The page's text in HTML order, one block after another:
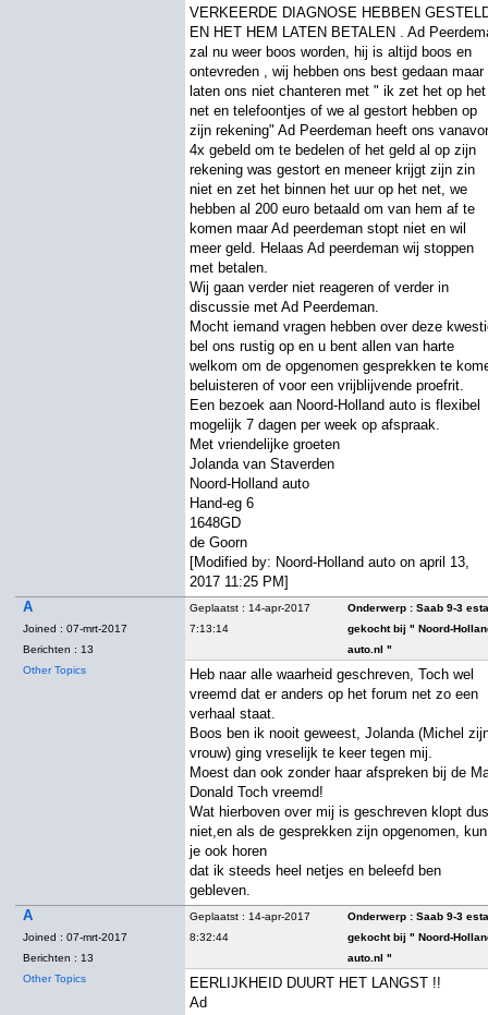
VERKEERDE DIAGNOSE HEBBEN
EN HET HEM LATEN BETALEN . Ad
zal nu weer boos worden, hij is altijd boos en
ontevreden , wij hebben ons best gedaan maar
laten ons niet chanteren met " ik zet het op het
net en telefoontjes of we al gestort hebben op
zijn rekening" Ad Peerdeman heeft ons
4x gebeld om te bedelen of het geld al op zijn
rekening was gestort en meneer krijgt zijn zin
niet en zet het binnen het uur op het net, we
hebben al 200 euro betaald om van hem af te
komen maar Ad peerdeman stopt niet en wil
meer geld. Helaas Ad peerdeman wij stoppen
met betalen.
Wij gaan verder niet reageren of verder in
discussie met Ad Peerdeman.
Mocht iemand vragen hebben over deze
bel ons rustig op en u bent allen van harte
welkom om de opgenomen gesprekken te
beluisteren of voor een vrijblijvende proefrit.
Een bezoek aan Noord-Holland auto is flexibel
mogelijk 7 dagen per week op afspraak.
Met vriendelijke groeten
Jolanda van Staverden
Noord-Holland auto
Hand-eg 6
1648GD
de Goorn
[Modified by: Noord-Holland auto on april 13,
2017 11:25 PM]
A
Joined : 07-mrt-2017
Berichten : 13
Other Topics
Geplaatst : 14-apr-2017
7:13:14
Onderwerp :Saab 9-3
gekocht bij " Noord-
auto.nl "
Heb naar alle waarheid geschreven, Toch wel
vreemd dat er anders op het forum net zo een
verhaal staat.
Boos ben ik nooit geweest, Jolanda (Michel
vrouw) ging vreselijk te keer tegen mij.
Moest dan ook zonder haar afspreken bij de
Donald Toch vreemd!
Wat hierboven over mij is geschreven klopt
niet,en als de gesprekken zijn opgenomen, kun
je ook horen
dat ik steeds heel netjes en beleefd ben
gebleven.
A
Joined : 07-mrt-2017
Berichten : 13
Other Topics
Geplaatst : 14-apr-2017
8:32:44
Onderwerp :Saab 9-3
gekocht bij " Noord-
auto.nl "
EERLIJKHEID DUURT HET LANGST !!
Ad